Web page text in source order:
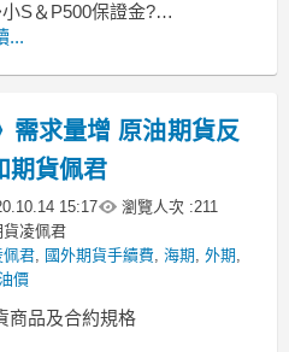
S＆P500保證金?
克指數期貨-->海外期貨 小那斯
...
需求量增 原油期貨反
期貨佩君
15:17 瀏覽人次 :211
凌佩君
佩君, 國外期貨手續費,海期,外期,
價
商品及合約規格